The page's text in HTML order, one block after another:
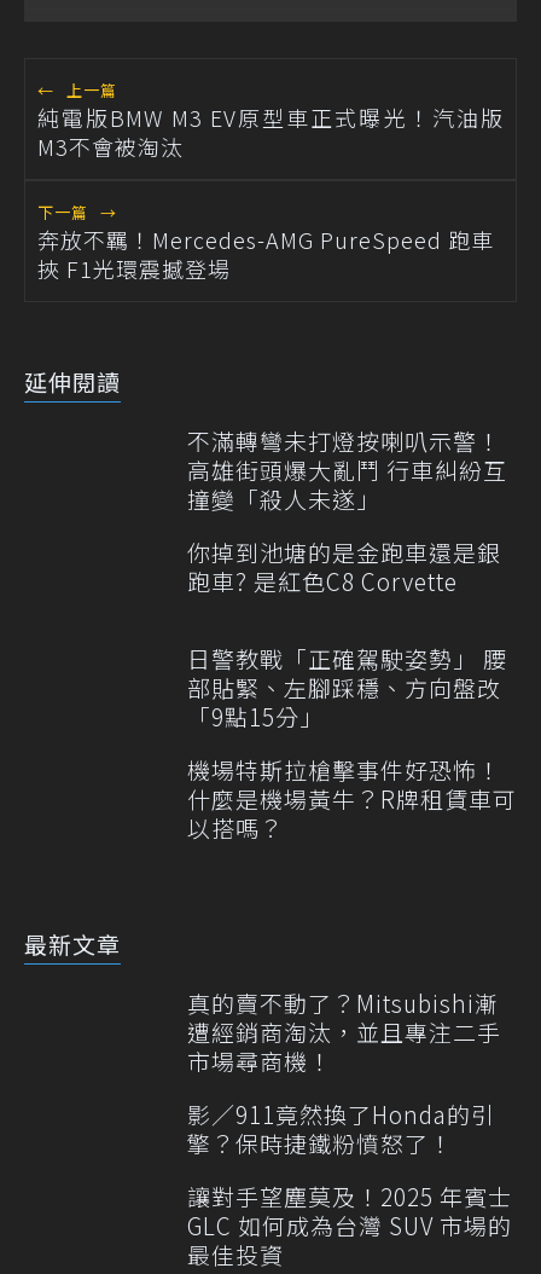
← 上一篇
純電版BMW M3 EV原型車正式曝光！汽油版
M3不會被淘汰
下一篇 →
奔放不羈！Mercedes-AMG PureSpeed 跑車
挾 F1光環震撼登場
延伸閱讀
不滿轉彎未打燈按喇叭示警！
高雄街頭爆大亂鬥 行車糾紛互
撞變「殺人未遂」
你掉到池塘的是金跑車還是銀
跑車? 是紅色C8 Corvette
日警教戰「正確駕駛姿勢」 腰
部貼緊、左腳踩穩、方向盤改
「9點15分」
機場特斯拉槍擊事件好恐怖！
什麼是機場黃牛？R牌租賃車可
以搭嗎？
最新文章
真的賣不動了？Mitsubishi漸
遭經銷商淘汰，並且專注二手
市場尋商機！
影／911竟然換了Honda的引
擎？保時捷鐵粉憤怒了！
讓對手望塵莫及！2025 年賓士
GLC 如何成為台灣 SUV 市場的
最佳投資